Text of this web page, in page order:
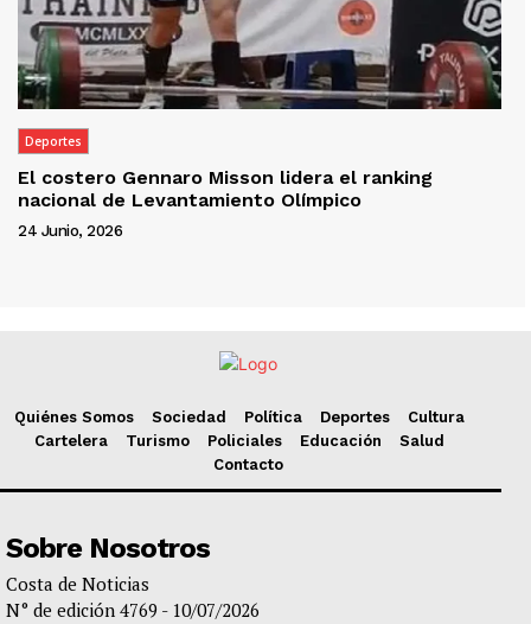
Deportes
El costero Gennaro Misson lidera el ranking
nacional de Levantamiento Olímpico
24 Junio, 2026
Quiénes Somos Sociedad Política Deportes
Cultura
Cartelera
Turismo Policiales Educación
Salud
Contacto
Sobre Nosotros
Costa de Noticias
N° de edición 4769 - 10/07/2026